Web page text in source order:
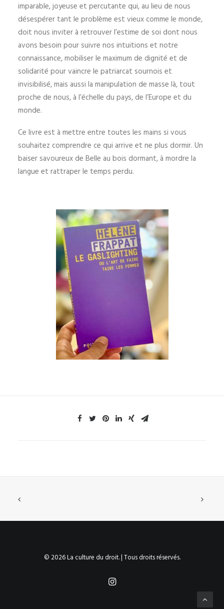
imparable, joyeuse et percutante qui, au lieu de nous
désespérer tant le problème est vieux comme le monde,
doit nous inviter à retrouver l’estime de soi dont nous
avons besoin pour suivre nos intuitions et notre
connaissance, mobiliser le maximum de dignité et de
solidarité pour vaincre le patriarcat sournois et
invisibilisé, mais aussi la manipulation de masse là, tout
proche de nous, à l’échelle du pays, de l’Europe et du
monde.
Ce livre est à mettre entre toutes les mains si vous
souhaitez comprendre ce qui arrive et ne plus dormir. Un
baiser savoureux de Belle au bois dormant, à mordre la
langue et rattraper le temps perdu.
© 2026 La culture du droit. | Tous droits réservés.